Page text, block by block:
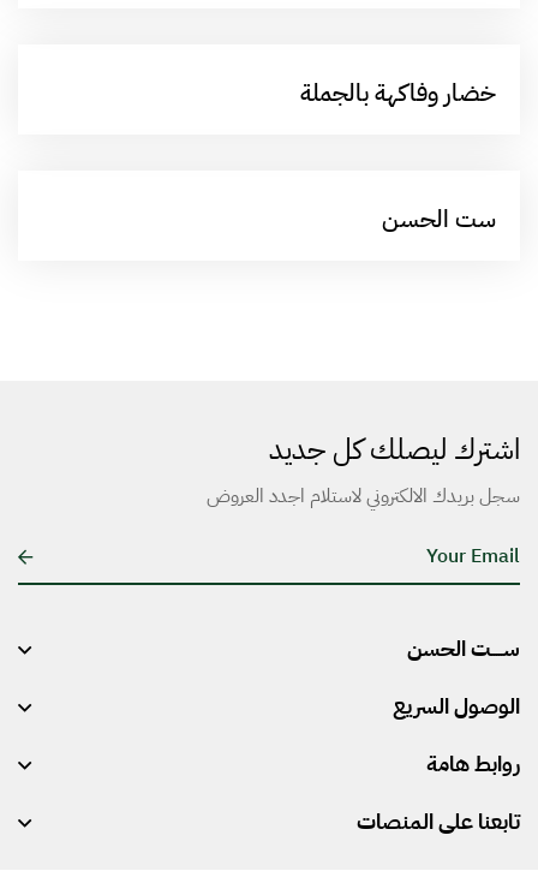
خضار وفاكهة بالجملة
ست الحسن
اشترك ليصلك كل جديد
سجل بريدك الالكتروني لاستلام اجدد العروض
E
m
i
*
ســـــت الحسن
الوصول السريع
روابط هامة
تابعنا على المنصات